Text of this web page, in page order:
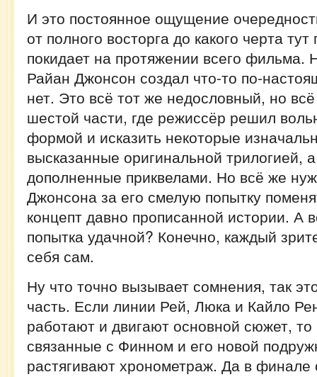
И это постоянное ощущение
от полного восторга до какого черта
покидает на протяжении всего фильма.
Райан Джонсон создал что-то по-
нет. Это всё тот же недословный, но
шестой части, где режиссёр решил
формой и исказить некоторые
высказанные оригинальной трилогией,
дополненные приквелами. Но всё же
Джонсона за его смелую попытку
концепт давно прописанной истории. А
попытка удачной? Конечно, каждый
себя сам.
Ну что точно вызывает сомнения, так
часть. Если линии Рей, Люка и Кайло
работают и двигают основной сюжет,
связанные с Финном и его новой
растягивают хронометраж. Да в финале